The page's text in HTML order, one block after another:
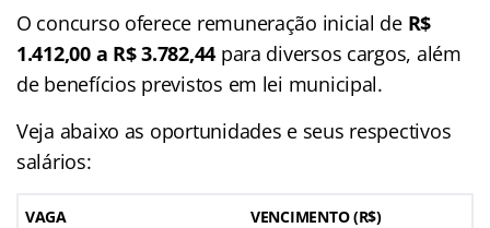
O concurso oferece remuneração inicial de R$
1.412,00 a R$ 3.782,44 para diversos cargos, além
de benefícios previstos em lei municipal.
Veja abaixo as oportunidades e seus respectivos
salários:
VAGA VENCIMENTO (R$)